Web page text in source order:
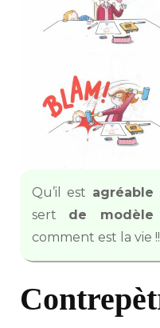
Qu’il est agréable
sert de modèle
comment est la vie